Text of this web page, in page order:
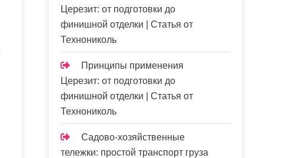
Церезит: от подготовки до
финишной отделки | Статья от
Технониколь
Принципы применения
Церезит: от подготовки до
финишной отделки | Статья от
Технониколь
Садово-хозяйственные
тележки: простой транспорт груза